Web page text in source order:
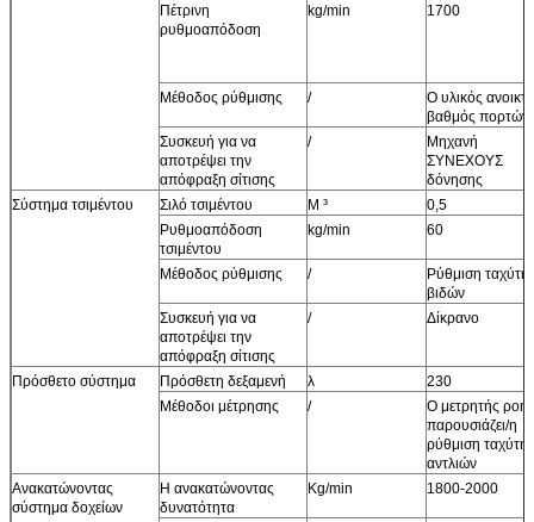
Πέτρινη
ρυθμοαπόδοση
kg/min 1700
Μέθοδος ρύθμισης /
Ο υλικός
βαθμός πορτών
Συσκευή για να
αποτρέψει την
απόφραξη σίτισης
/
Μηχανή
ΣΥΝΕΧΟΥΣ
δόνησης
Σύστημα τσιμέντου
Σιλό τσιμέντου Μ ³
0,5
Ρυθμοαπόδοση
τσιμέντου
kg/min 60
Μέθοδος ρύθμισης /
Ρύθμιση
βιδών
Συσκευή για να
αποτρέψει την
απόφραξη σίτισης
/ Δίκρανο
Πρόσθετο σύστημα Πρόσθετη δεξαμενή λ
230
Μέθοδοι μέτρησης
/
Ο μετρητής ροής
παρουσιάζει/η
ρύθμιση
αντλιών
Ανακατώνοντας
σύστημα δοχείων
Η ανακατώνοντας
δυνατότητα
Kg/min 1800-2000